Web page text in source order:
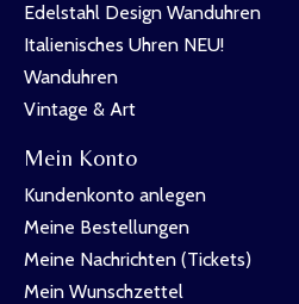
Edelstahl Design Wanduhren
Italienisches Uhren NEU!
Wanduhren
Vintage & Art
Mein Konto
Kundenkonto anlegen
Meine Bestellungen
Meine Nachrichten (Tickets)
Mein Wunschzettel